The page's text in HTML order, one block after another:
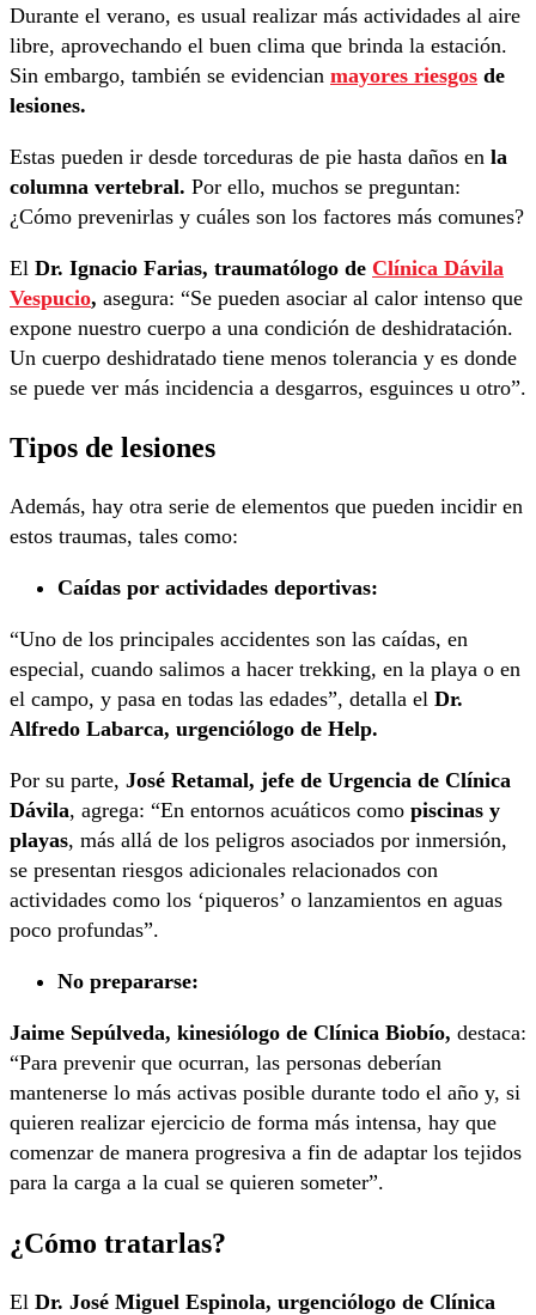
Durante el verano, es usual realizar más actividades al aire
libre, aprovechando el buen clima que brinda la estación.
Sin embargo, también se evidencian mayores riesgos de
lesiones.
Estas pueden ir desde torceduras de pie hasta daños en la
columna vertebral. Por ello, muchos se preguntan:
¿Cómo prevenirlas y cuáles son los factores más comunes?
El Dr. Ignacio Farias, traumatólogo de Clínica Dávila
Vespucio, asegura: “Se pueden asociar al calor intenso que
expone nuestro cuerpo a una condición de deshidratación.
Un cuerpo deshidratado tiene menos tolerancia y es donde
se puede ver más incidencia a desgarros, esguinces u otro”.
Tipos de lesiones
Además, hay otra serie de elementos que pueden incidir en
estos traumas, tales como:
Caídas por actividades deportivas:
“Uno de los principales accidentes son las caídas, en
especial, cuando salimos a hacer trekking, en la playa o en
el campo, y pasa en todas las edades”, detalla el Dr.
Alfredo Labarca, urgenciólogo de Help.
Por su parte, José Retamal, jefe de Urgencia de Clínica
Dávila, agrega: “En entornos acuáticos como piscinas y
playas, más allá de los peligros asociados por inmersión,
se presentan riesgos adicionales relacionados con
actividades como los ‘piqueros’ o lanzamientos en aguas
poco profundas”.
No prepararse:
Jaime Sepúlveda, kinesiólogo de Clínica Biobío, destaca:
“Para prevenir que ocurran, las personas deberían
mantenerse lo más activas posible durante todo el año y, si
quieren realizar ejercicio de forma más intensa, hay que
comenzar de manera progresiva a fin de adaptar los tejidos
para la carga a la cual se quieren someter”.
¿Cómo tratarlas?
El Dr. José Miguel Espinola, urgenciólogo de Clínica